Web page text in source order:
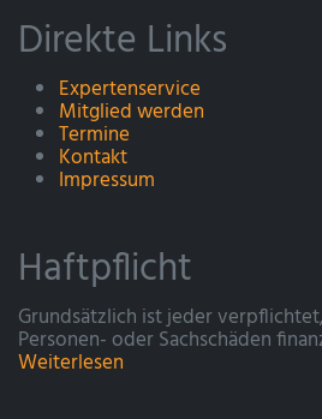
Direkte Links
Expertenservice
Mitglied werden
Termine
Kontakt
Impressum
Haftpflicht
Grundsätzlich ist jeder
Personen- oder Sachschäden
Weiterlesen